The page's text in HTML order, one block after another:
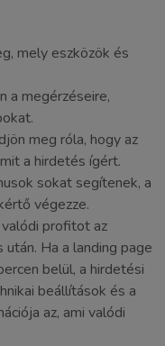
mely eszközök és
a megérzéseire,
meg róla, hogy az
a hirdetés ígért.
sokat segítenek, a
végezze.
profitot az
Ha a landing page
belül, a hirdetési
beállítások és a
az, ami valódi